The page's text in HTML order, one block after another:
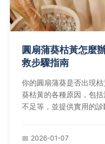
圓扇蒲葵枯黃怎麼
救步驟指南
你的圓扇蒲葵是否出現
葵枯黃的各種原因，包
不足等，並提供實用的
📅 2026-01-07